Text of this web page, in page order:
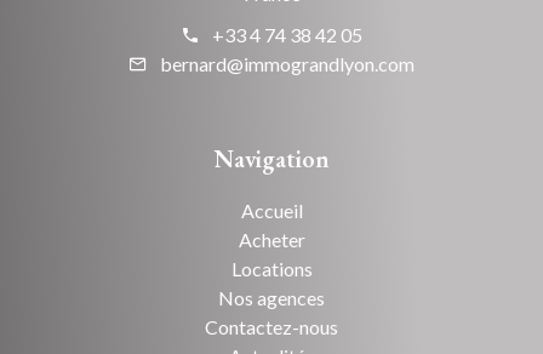
+33 4 74 38 42 05
bernard@immograndlyon.com
Navigation
Accueil
Acheter
Locations
Nos agences
Contactez-nous